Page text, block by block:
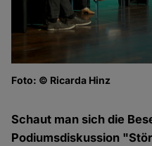
Foto: © Ricarda Hinz
Schaut man sich die
Podiumsdiskussion